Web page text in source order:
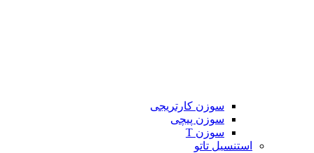
سوزن کارتریجی
سوزن پیچی
سوزن T
استنسیل تاتو